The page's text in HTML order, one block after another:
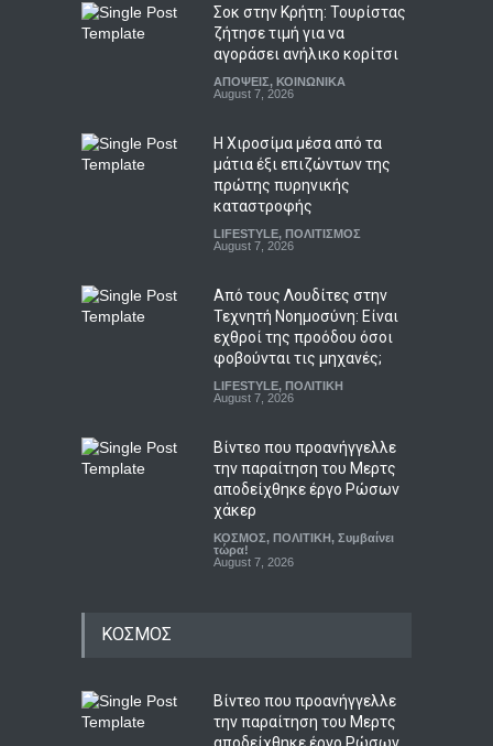
Σοκ στην Κρήτη: Τουρίστας
ζήτησε τιμή για να
αγοράσει ανήλικο κορίτσι
ΑΠΟΨΕΙΣ, ΚΟΙΝΩΝΙΚΑ
August 7, 2026
Η Χιροσίμα μέσα από τα
μάτια έξι επιζώντων της
πρώτης πυρηνικής
καταστροφής
LIFESTYLE, ΠΟΛΙΤΙΣΜΟΣ
August 7, 2026
Από τους Λουδίτες στην
Τεχνητή Νοημοσύνη: Είναι
εχθροί της προόδου όσοι
φοβούνται τις μηχανές;
LIFESTYLE, ΠΟΛΙΤΙΚΗ
August 7, 2026
Βίντεο που προανήγγελλε
την παραίτηση του Μερτς
αποδείχθηκε έργο Ρώσων
χάκερ
ΚΟΣΜΟΣ, ΠΟΛΙΤΙΚΗ, Συμβαίνει
τώρα!
August 7, 2026
ΚΟΣΜΟΣ
Βίντεο που προανήγγελλε
την παραίτηση του Μερτς